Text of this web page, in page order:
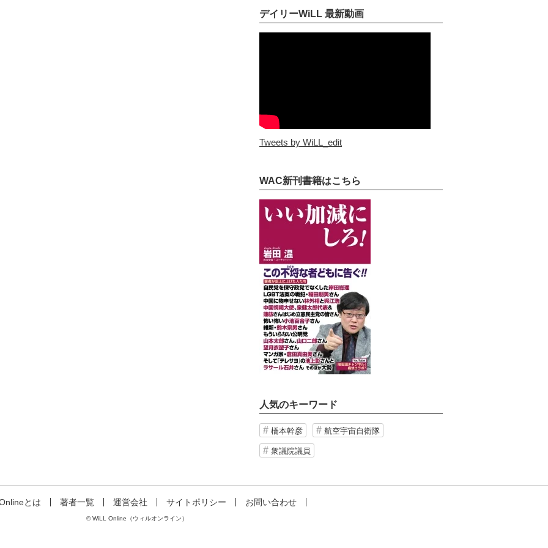
デイリーWiLL 最新動画
Tweets by WiLL_edit
WAC新刊書籍はこちら
人気のキーワード
橋本幹彦 航空宇宙自衛隊
衆議院議員
とは 著者一覧 運営会社 サイトポリシー お問い合わせ
© WiLL Online（ウィルオンライン）